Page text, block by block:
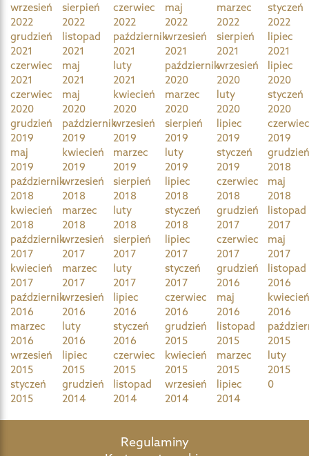
wrzesień
2022
sierpień
2022
czerwiec
2022
maj
2022
marzec
2022
styczeń
2022
grudzień
2021
listopad
2021
październik
2021
wrzesień
2021
sierpień
2021
lipiec
2021
czerwiec
2021
maj
2021
luty
2021
październik
2020
wrzesień
2020
lipiec
2020
czerwiec
2020
maj
2020
kwiecień
2020
marzec
2020
luty
2020
styczeń
2020
grudzień
2019
październik
2019
wrzesień
2019
sierpień
2019
lipiec
2019
2019
maj
2019
kwiecień
2019
marzec
2019
luty
2019
styczeń
2019
2018
październik
2018
wrzesień
2018
sierpień
2018
lipiec
2018
czerwiec
2018
maj
2018
kwiecień
2018
marzec
2018
luty
2018
styczeń
2018
grudzień
2017
listopad
2017
październik
2017
wrzesień
2017
sierpień
2017
lipiec
2017
czerwiec
2017
maj
2017
kwiecień
2017
marzec
2017
luty
2017
styczeń
2017
grudzień
2016
listopad
2016
październik
2016
wrzesień
2016
lipiec
2016
czerwiec
2016
maj
2016
2016
marzec
2016
luty
2016
styczeń
2016
grudzień
2015
listopad
2015
2015
wrzesień
2015
lipiec
2015
czerwiec
2015
kwiecień
2015
marzec
2015
luty
2015
styczeń
2015
grudzień
2014
listopad
2014
wrzesień
2014
lipiec
2014
0
Regulaminy